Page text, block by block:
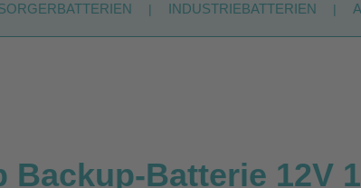
INDUSTRIEBATTERIEN
Backup-Batterie 12V